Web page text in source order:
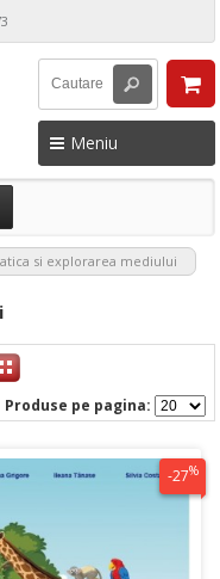
Meniu
si explorarea mediului
Produse pe pagina:
-27%